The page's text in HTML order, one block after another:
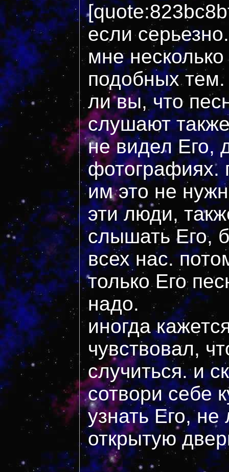
если серьезно.
мне
подобных
ли вы, что
слушают
не видел Его,
фотографиях.
им это не
эти люди,
слышать Его,
всех нас.
только Его
надо.
иногда
чувствовал,
случиться. и
сотвори себе
узнать Его,
открытую